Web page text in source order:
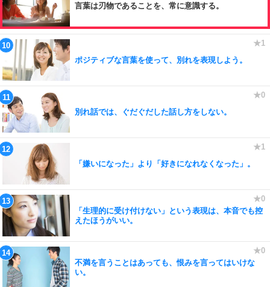
言葉は刃物であることを、常に意識する。
ポジティブな言葉を使って、別れを表現しよう。
別れ話では、ぐだぐだした話し方をしない。
「嫌いになった」より「好きになれなくなった」。
「生理的に受け付けない」という表現は、本音でも控
えたほうがいい。
不満を言うことはあっても、恨みを言ってはいけな
い。